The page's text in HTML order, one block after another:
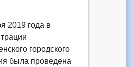
2019 года в
городского
была проведена